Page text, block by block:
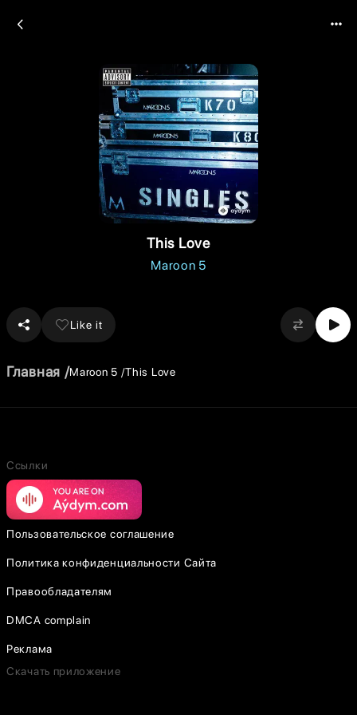
This Love
Maroon 5
Like it
Главная Maroon 5 This Love
Ссылки
Пользовательское соглашение
Политика конфиденциальности Сайта
Правообладателям
DMCA complain
Реклама
Скачать приложение